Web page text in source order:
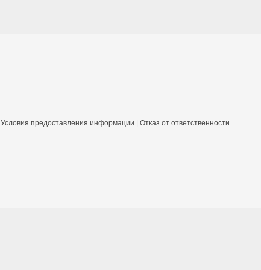
Условия предоставления информации
Отказ от ответственности